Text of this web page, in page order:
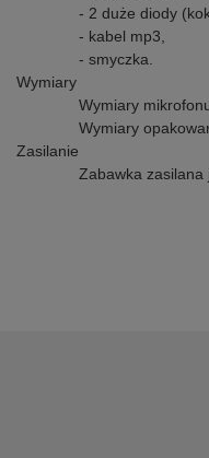
- 2 duże diody
- kabel mp3,
- smyczka.
Wymiary
Wymiary
Wymiary
Zasilanie
Zabawka zasilana